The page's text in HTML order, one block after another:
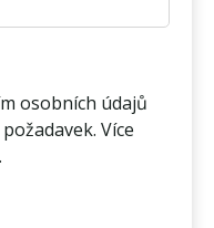
osobních údajů
Více
.